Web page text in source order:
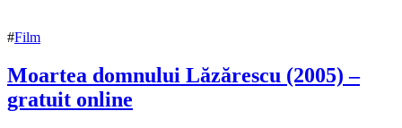
#Film
Moartea domnului Lăzărescu (2005) –
gratuit online